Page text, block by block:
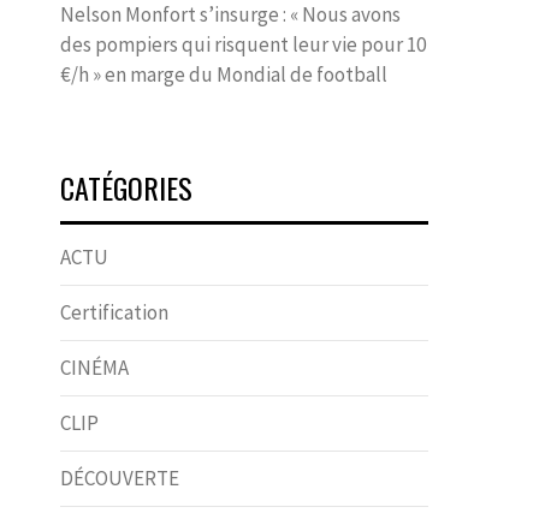
Nelson Monfort s’insurge : « Nous avons
des pompiers qui risquent leur vie pour 10
€/h » en marge du Mondial de football
CATÉGORIES
ACTU
Certification
CINÉMA
CLIP
DÉCOUVERTE